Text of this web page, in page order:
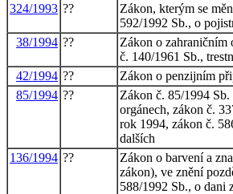
324/1993 ??
Zákon, kterým se
592/1992 Sb., o
38/1994 ??
Zákon o zahraničním
č. 140/1961 Sb.,
42/1994 ??
Zákon o penzijním
85/1994 ??
Zákon č. 85/1994
orgánech, zákon č.
rok 1994, zákon č.
dalších
136/1994 ??
Zákon o barvení a
zákon), ve znění
588/1992 Sb., o dani